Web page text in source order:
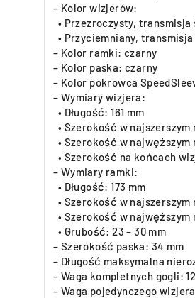
– Kolor wizjerów:
• Przezroczysty,
• Przyciemniany,
– Kolor ramki: czarny
– Kolor paska: czarny
– Kolor pokrowca
– Wymiary wizjera:
• Długość: 161 mm
• Szerokość w najszerszym
• Szerokość w najwęższym
• Szerokość na końcach
– Wymiary ramki:
• Długość: 173 mm
• Szerokość w najszerszym
• Szerokość w najwęższym
• Grubość: 23 – 30 mm
– Szerokość paska: 34 mm
– Długość maksymalna
– Waga kompletnych gogli:
– Waga pojedynczego